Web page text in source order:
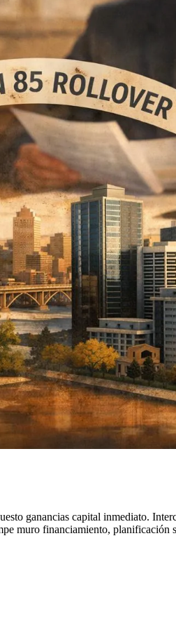
ganancias capital inmediato.
muro financiamiento, planificación